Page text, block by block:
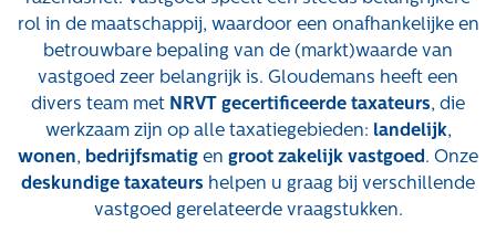
Concurrentiegerichte dialoog en tenderstrategie
Hoge Woerd in Ewijk
Pachtbeleid gemeente Valkenswaard: duurzame
pacht als instrument voor landbouw- en
Strategisch grondbeleid als motor voor
woningbouwversnelling Gemeente Vught
Over ons
rol in de maatschappij, waardoor een onafhankelijke en
betrouwbare bepaling van de (markt)waarde van
vastgoed zeer belangrijk is. Gloudemans heeft een
divers team met NRVT gecertificeerde taxateurs, die
werkzaam zijn op alle taxatiegebieden: landelijk,
wonen, bedrijfsmatig en groot zakelijk vastgoed. Onze
deskundige taxateurs helpen u graag bij verschillende
vastgoed gerelateerde vraagstukken.